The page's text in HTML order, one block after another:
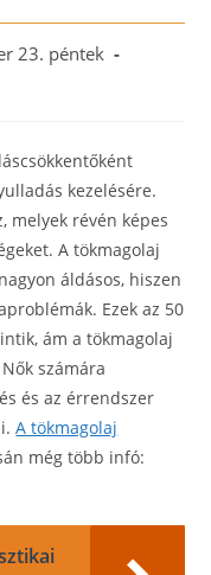
23. péntek
kezelésére.
melyek révén képes
A tökmagolaj
áldásos, hiszen
Ezek az 50
ám a tökmagolaj
számára
és az érrendszer
A tökmagolaj
még több infó: